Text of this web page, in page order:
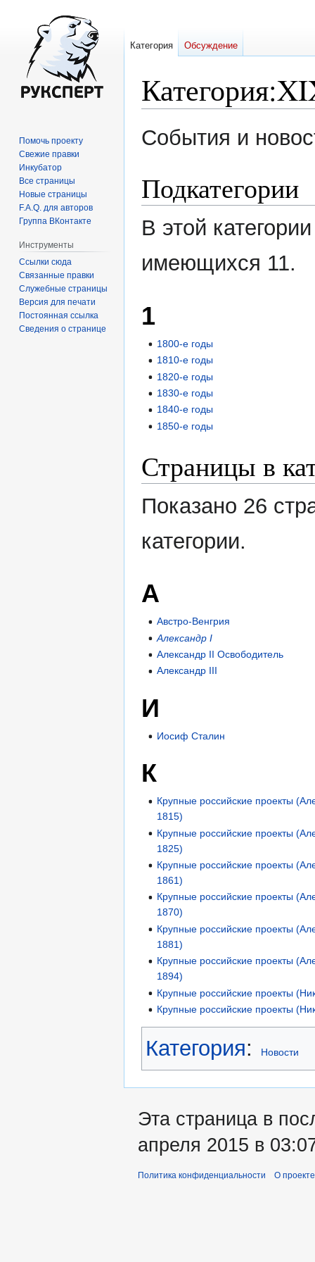
Категория:
Перейти
к
Перейти
кСобытия и
Подкатегории
В этой
имеющихся 11.
1
1800-е годы
1810-е годы
1820-е годы
1830-е годы
1840-е годы
1850-е годы
Страницы в
Показано 26
категории.
А
Австро-Венгрия
Александр I
Александр II Освободитель
Александр III
И
Иосиф Сталин
К
Крупные российские проекты
1815)
Крупные российские проекты
1825)
Крупные российские проекты
1861)
Крупные российские проекты
1870)
Крупные российские проекты
1881)
Крупные российские проекты
1894)
Крупные российские проекты
Крупные российские проекты
Категория: Новости
Категория Обсуждение
Помочь проекту
Свежие правки
Инкубатор
Все страницы
Новые страницы
F.A.Q. для авторов
Группа ВКонтакте
Инструменты
Ссылки сюда
Связанные правки
Служебные страницы
Версия для печати
Постоянная ссылка
Сведения о странице
Эта страница в
апреля 2015 в
Политика конфиденциальности О проекте